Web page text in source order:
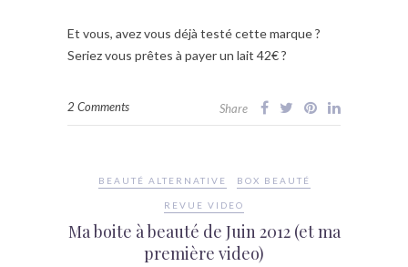
Et vous, avez vous déjà testé cette marque ?
Seriez vous prêtes à payer un lait 42€ ?
2 Comments Share
BEAUTÉ ALTERNATIVE BOX BEAUTÉ
REVUE VIDEO
Ma boite à beauté de Juin 2012 (et ma
première video)